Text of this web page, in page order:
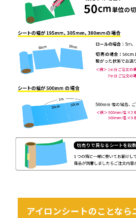
アイロンシートのことなら